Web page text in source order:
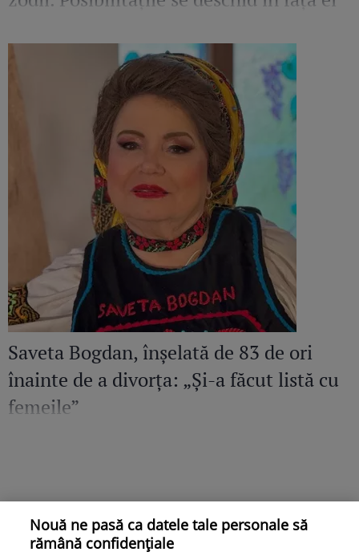
Saveta Bogdan, înșelată de 83 de ori
înainte de a divorța: „Și-a făcut listă cu
femeile”
Nouă ne pasă ca datele tale personale să
rămână confidențiale